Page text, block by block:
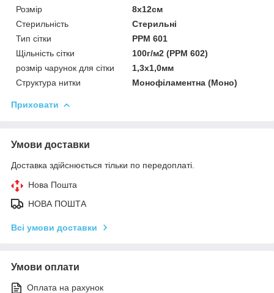
Розмір
8х12см
Стерильність
Стерильні
Тип сітки
РРМ 601
Щільність сітки
100г/м2 (РРМ 602)
розмір чарунок для сітки
1,3х1,0мм
Структура нитки
Монофіламентна (Моно)
Приховати
Умови доставки
Доставка здійснюється тільки по передоплаті.
Нова Пошта
НОВА ПОШТА
Всі умови доставки
Умови оплати
Оплата на рахунок